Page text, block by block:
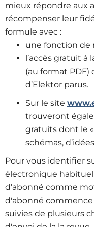
mieux répondre aux
récompenser leur
formule avec :
une fonction de
l’accès gratuit
(au format PDF)
d’Elektor parus.
Sur le site
trouveront
gratuits dont le
schémas,
Pour vous identifier
électronique
d'abonné comme
d'abonné
suivies de plusieurs